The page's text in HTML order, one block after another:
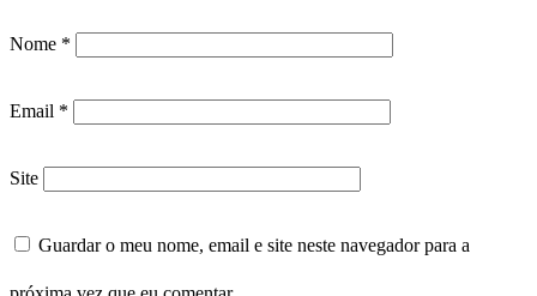
Nome *
Email *
Site
Guardar o meu nome, email e site neste navegador para a